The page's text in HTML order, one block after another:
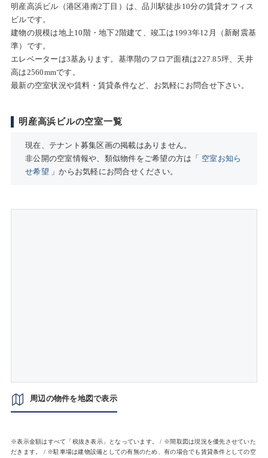
明産高浜ビル（港区港南2丁目）は、品川駅徒歩10分の賃貸オフィス
ビルです。
建物の規模は地上10階・地下2階建て、竣工は1993年12月（新耐震基
準）です。
エレベーターは3基あります。基準階のフロア面積は227.85坪、天井
高は2560mmです。
最新の空室状況や賃料・賃貸条件など、お気軽にお問合せ下さい。
明産高浜ビルの空室一覧
現在、テナント募集区画の掲載はありません。
非公開の空室情報や、類似物件をご希望の方は「 空室お知ら
せ希望 」からお気軽にお問合せください。
周辺の物件を地図で表示
※表示金額はすべて「税抜き表示」となっています。 / ※間取図は現況を優先させていた
だきます。 / ※駐車場は建物設備としての有無のため、有の場合でも賃貸条件としての空